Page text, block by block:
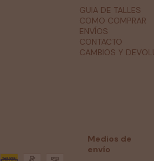
GUIA DE TALLES
COMO COMPRAR
ENVÍOS
CONTACTO
CAMBIOS Y
Medios de
envío